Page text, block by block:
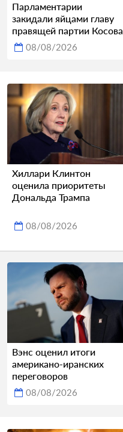
Парламентарии
закидали яйцами главу
правящей партии Косова
08/08/2026
Хиллари Клинтон
оценила приоритеты
Дональда Трампа
08/08/2026
Вэнс оценил итоги
американо-иранских
переговоров
08/08/2026